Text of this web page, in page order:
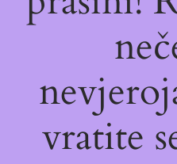
vratite